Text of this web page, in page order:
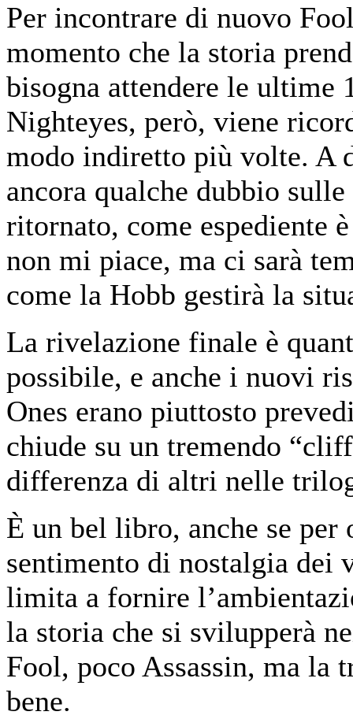
Per incontrare di nuovo
momento che la storia
bisogna attendere le ultime
Nighteyes, però, viene
modo indiretto più volte. A
ancora qualche dubbio
ritornato, come espediente
non mi piace, ma ci sarà
come la Hobb gestirà la
La rivelazione finale è
possibile, e anche i nuovi
Ones erano piuttosto
chiude su un tremendo
differenza di altri nelle
È un bel libro, anche se per
sentimento di nostalgia dei
limita a fornire
la storia che si svilupperà
Fool, poco Assassin, ma la
bene.